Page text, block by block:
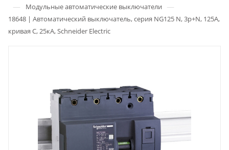
— Модульные автоматические выключатели —
18648 | Автоматический выключатель, серия NG125 N, 3p+N, 125А,
кривая C, 25кА, Schneider Electric